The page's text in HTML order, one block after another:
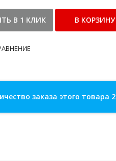
заказа этого товара 2